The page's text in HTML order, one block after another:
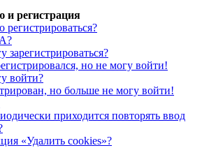
и регистрация
зарегистрироваться?
но не могу войти!
войти?
но больше не могу войти!
приходится повторять ввод
«Удалить cookies»?